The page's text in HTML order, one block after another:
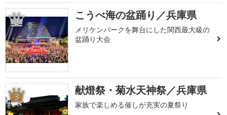
2 こうべ海の盆踊り／兵庫県
メリケンパークを舞台にした関西最大級の
盆踊り大会
3 献燈祭・菊水天神祭／兵庫県
家族で楽しめる催しが充実の夏祭り